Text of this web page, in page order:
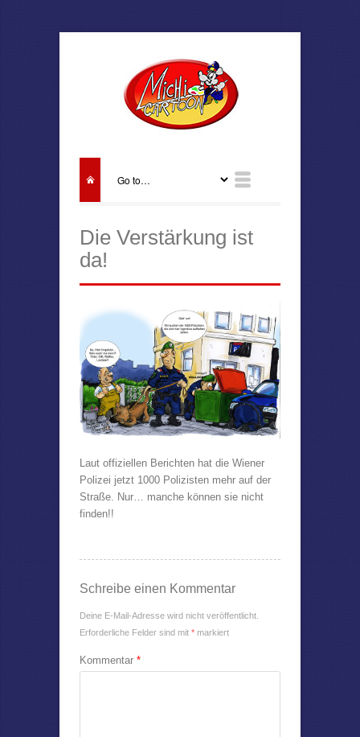
Die Verstärkung ist
da!
Laut offiziellen Berichten hat die Wiener
Polizei jetzt 1000 Polizisten mehr auf der
Straße. Nur… manche können sie nicht
finden!!
Schreibe einen Kommentar
Deine E-Mail-Adresse wird nicht veröffentlicht.
Erforderliche Felder sind mit * markiert
Kommentar *